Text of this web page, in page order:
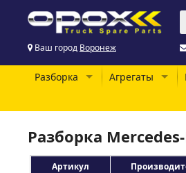
Ваш город Воронеж
Разборка Агрегаты
Разборка
Артикул